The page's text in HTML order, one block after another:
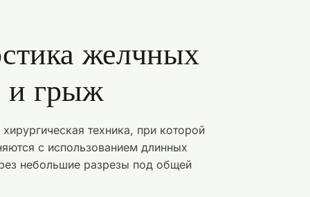
желчных
и грыж
техника, при которой
с использованием длинных
небольшие разрезы под общей